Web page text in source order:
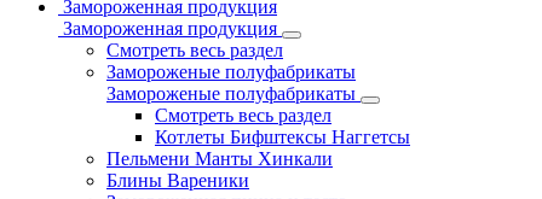
Замороженная продукция
Замороженная продукция
Смотреть весь раздел
Замороженые полуфабрикаты
Замороженые полуфабрикаты
Смотреть весь раздел
Котлеты Бифштексы Наггетсы
Пельмени Манты Хинкали
Блины Вареники